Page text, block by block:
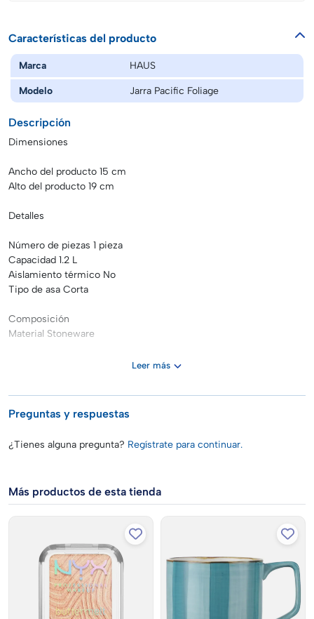
Características del producto
Marca HAUS
Modelo Jarra Pacific Foliage
Descripción
Dimensiones
Ancho del producto 15 cm
Alto del producto 19 cm
Detalles
Número de piezas 1 pieza
Capacidad 1.2 L
Aislamiento térmico No
Tipo de asa Corta
Composición
Material Stoneware
Leer más
Preguntas y respuestas
¿Tienes alguna pregunta? Regístrate para continuar.
Más productos de esta tienda